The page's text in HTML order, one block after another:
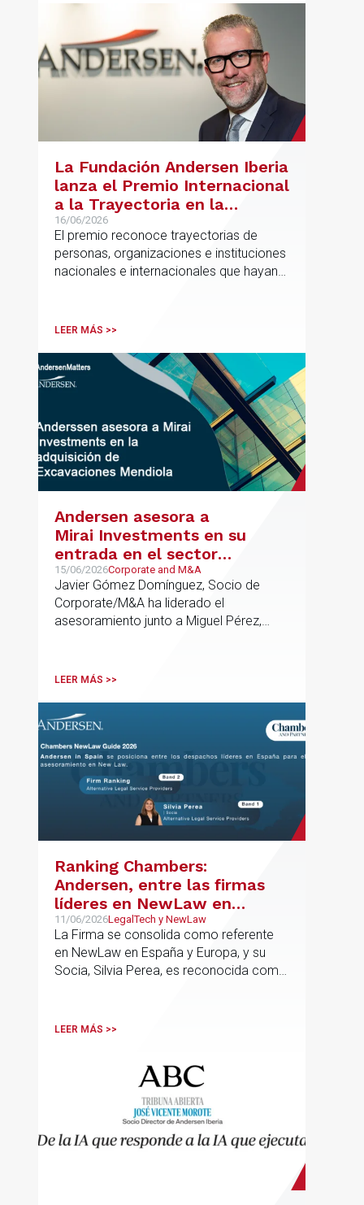
La Fundación Andersen Iberia
lanza el Premio Internacional
a la Trayectoria en la
Promoción de la Educación
16/06/2026
El premio reconoce trayectorias de
personas, organizaciones e instituciones
nacionales e internacionales que hayan
innovación o la equidad educativa
LEER MÁS >>
Andersen asesora a
Mirai Investments en su
entrada en el sector
medioambiental con la
adquisición de la
vasca Excavaciones
Mendiola
15/06/2026Corporate and M&A
Javier Gómez Domínguez, Socio de
Corporate/M&A ha liderado el
asesoramiento junto a Miguel Pérez,
LEER MÁS >>
Ranking Chambers:
Andersen, entre las firmas
líderes en NewLaw en
España y Europa
11/06/2026LegalTech y NewLaw
La Firma se consolida como referente
en NewLaw en España y Europa, y su
Socia, Silvia Perea, es reconocida como
LEER MÁS >>